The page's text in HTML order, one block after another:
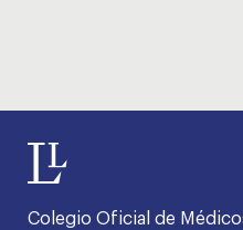
Colegio Oficial de